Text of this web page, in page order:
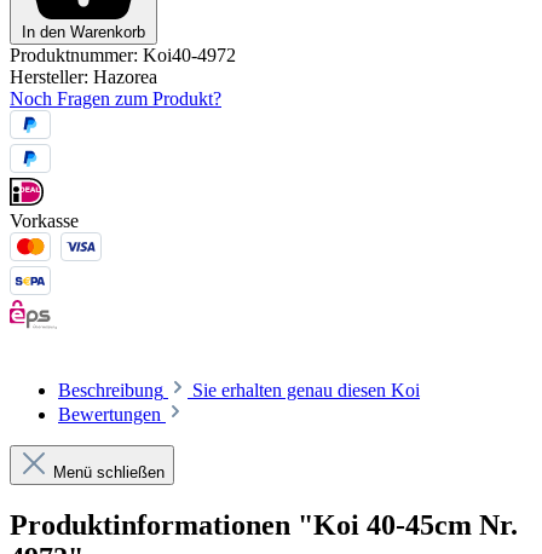
In den Warenkorb
Produktnummer: Koi40-4972
Hersteller: Hazorea
Noch Fragen zum Produkt?
Vorkasse
Beschreibung
Sie erhalten genau diesen Koi
Bewertungen
Menü schließen
Produktinformationen "Koi 40-45cm Nr.